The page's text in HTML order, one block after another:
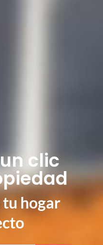
clic
hogar